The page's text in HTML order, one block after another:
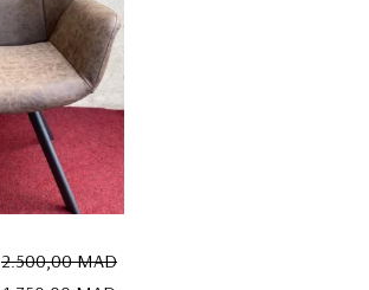
2.500,00MAD